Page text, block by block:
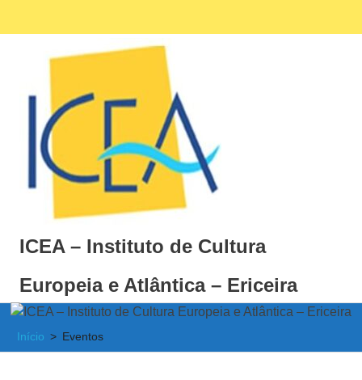
ICEA – Instituto de Cultura
Europeia e Atlântica – Ericeira
Instituto
Cultura
Início Eventos